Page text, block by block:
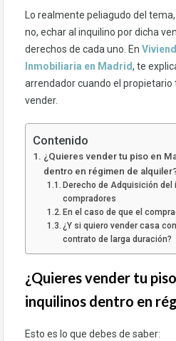
Lo realmente peliagudo del
no, echar al inquilino por dicha
derechos de cada uno. En
Inmobiliaria en Madrid, te
arrendador cuando el propietario
vender.
Contenido
¿Quieres vender tu piso en
dentro en régimen de
Derecho de Adquisición
compradores
En el caso de que el
¿Y si quiero vender casa
contrato de larga duración?
¿Quieres vender tu
inquilinos dentro en
Esto es lo que debes de saber: